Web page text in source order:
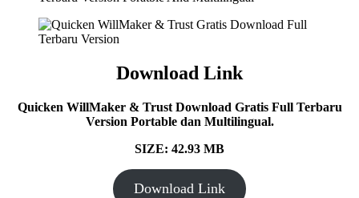
Download Link
Quicken WillMaker & Trust Download Gratis Full Terbaru
Version Portable dan Multilingual.
SIZE: 42.93 MB
Download Link